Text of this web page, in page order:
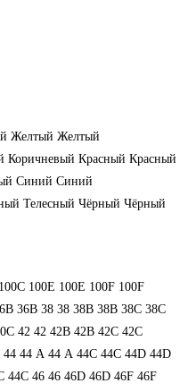
Желтый Желтый
Коричневый Красный Красный
Синий Синий
Телесный Чёрный Чёрный
100C 100E 100E 100F 100F
36B 38 38 38B 38B 38С 38С
42 42 42B 42B 42C 42C
44 44 А 44 А 44C 44C 44D 44D
44С 46 46 46D 46D 46F 46F